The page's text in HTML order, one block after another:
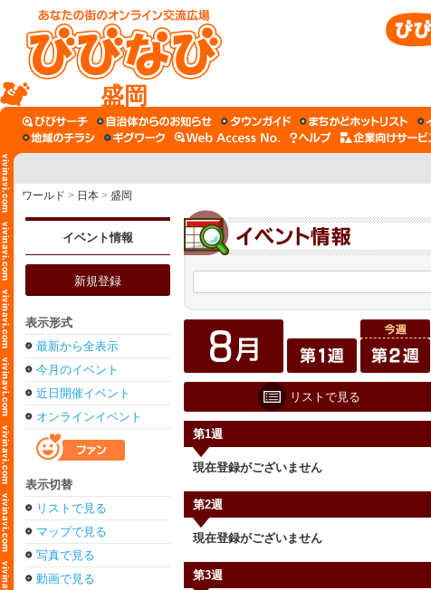
盛岡
ワールド > 日本 > 盛岡
イベント情報
新規登録
表示形式
最新から全表示
今月のイベント
近日開催イベント
オンラインイベント
表示切替
リストで見る
マップで見る
写真で見る
動画で見る
リストで見る
第1週
現在登録がございません
第2週
現在登録がございません
第3週